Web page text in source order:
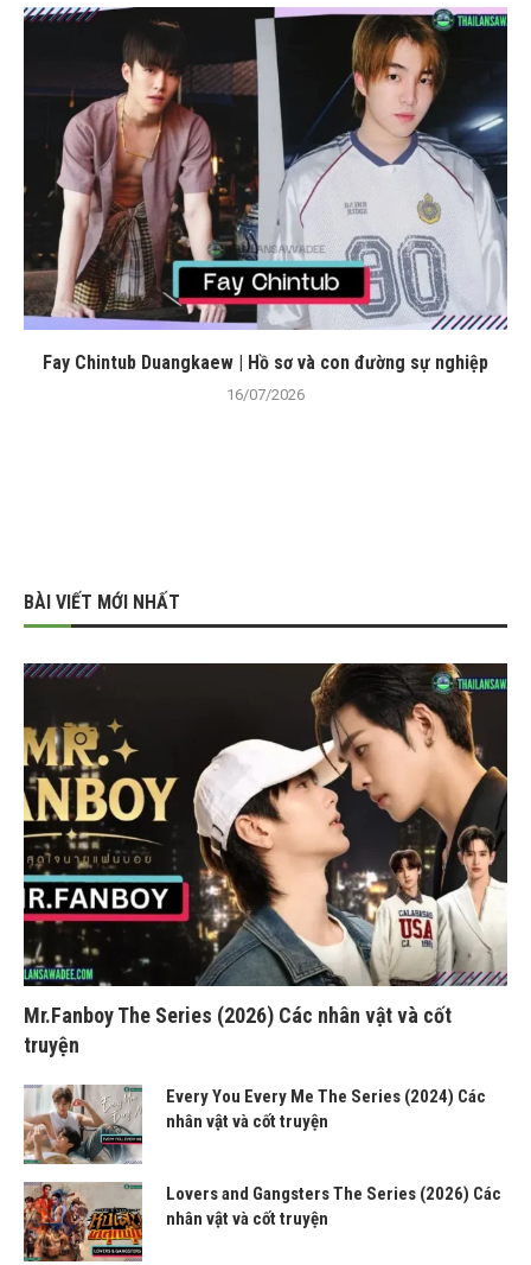
Fay Chintub Duangkaew | Hồ sơ và con đường sự nghiệp
16/07/2026
BÀI VIẾT MỚI NHẤT
Mr.Fanboy The Series (2026) Các nhân vật và cốt
truyện
Every You Every Me The Series (2024) Các
nhân vật và cốt truyện
Lovers and Gangsters The Series (2026) Các
nhân vật và cốt truyện